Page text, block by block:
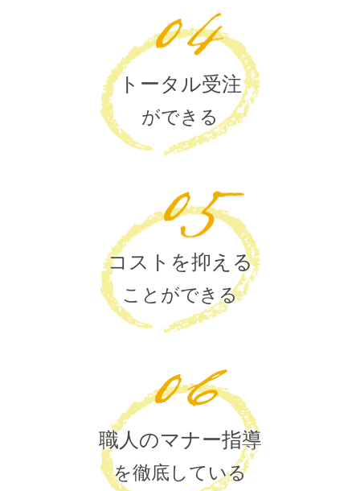
コストを抑える
ことができる
トータル受注
ができる
職人のマナー指導
を徹底している